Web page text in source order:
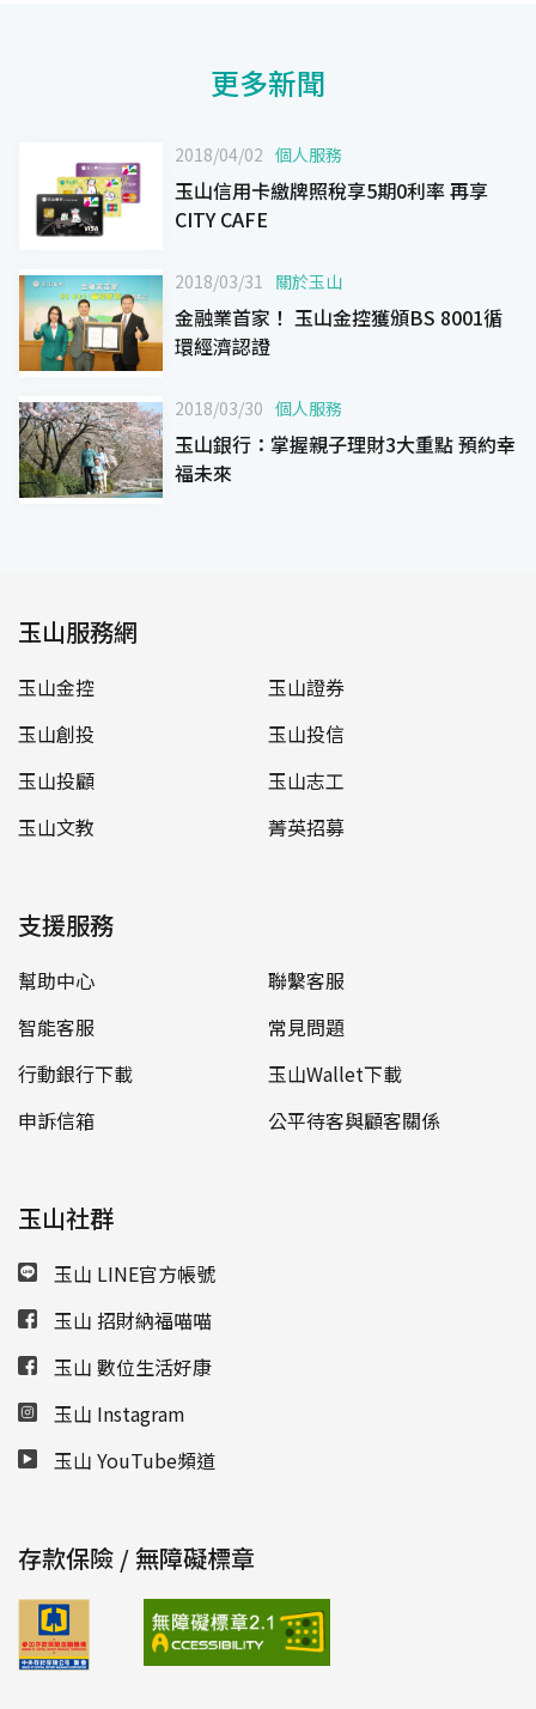
更多新聞
2018/04/02 個人服務
玉山信用卡繳牌照稅享5期0利率 再享
CITY CAFE
2018/03/31 關於玉山
金融業首家！ 玉山金控獲頒BS 8001循
環經濟認證
2018/03/30 個人服務
玉山銀行：掌握親子理財3大重點 預約幸
福未來
玉山服務網
玉山金控
玉山證券
玉山創投
玉山投信
玉山投顧
玉山志工
玉山文教
菁英招募
支援服務
幫助中心
聯繫客服
智能客服
常見問題
行動銀行下載
玉山Wallet下載
申訴信箱
公平待客與顧客關係
玉山社群
玉山 LINE官方帳號
玉山 招財納福喵喵
玉山 數位生活好康
玉山 Instagram
玉山 YouTube頻道
存款保險 / 無障礙標章